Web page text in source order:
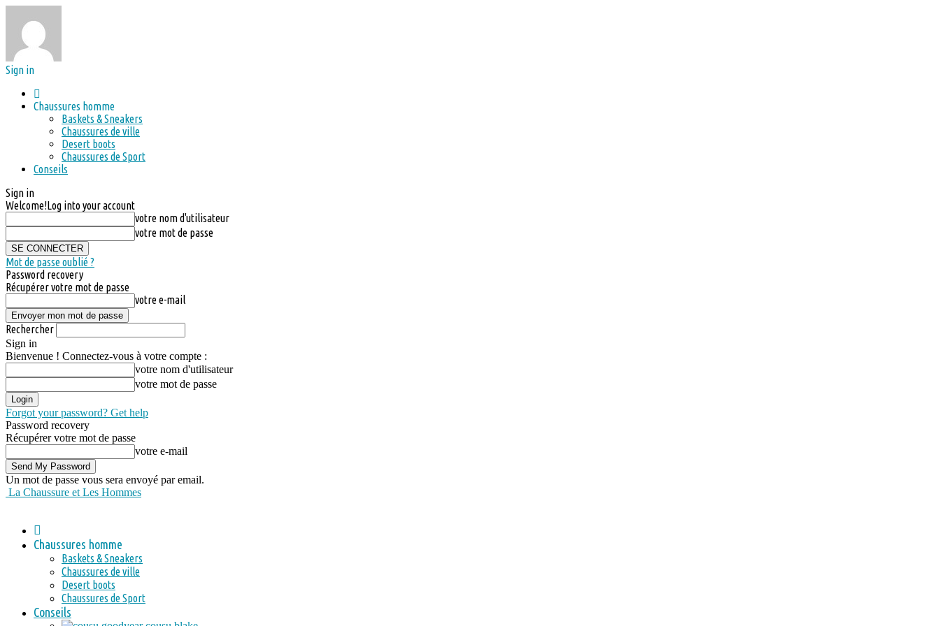
Sign in
Chaussures homme
Baskets & Sneakers
Chaussures de ville
Desert boots
Chaussures de Sport
Conseils
Sign in
Welcome!Log into your account
votre nom d'utilisateur
votre mot de passe
Mot de passe oublié ?
Password recovery
Récupérer votre mot de passe
votre e-mail
Rechercher
Sign in
Bienvenue ! Connectez-vous à votre compte :
votre nom d'utilisateur
votre mot de passe
Forgot your password? Get help
Password recovery
Récupérer votre mot de passe
votre e-mail
Un mot de passe vous sera envoyé par email.
La Chaussure et Les Hommes
Chaussures homme
Baskets & Sneakers
Chaussures de ville
Desert boots
Chaussures de Sport
Conseils